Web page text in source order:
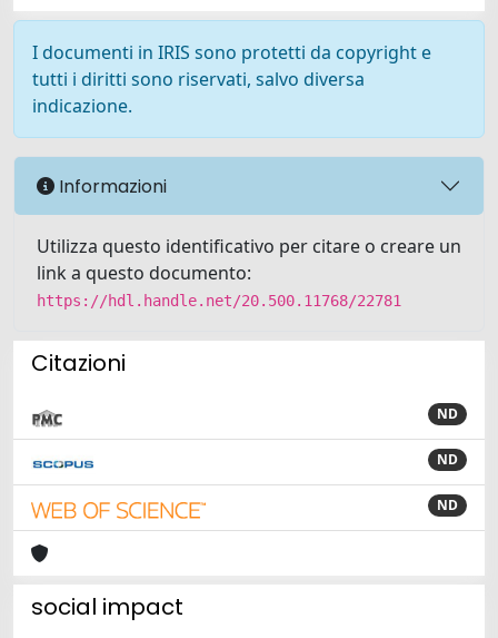
I documenti in IRIS sono protetti da copyright e
tutti i diritti sono riservati, salvo diversa
indicazione.
Informazioni
Utilizza questo identificativo per citare o creare un
link a questo documento:
https://hdl.handle.net/20.500.11768/22781
Citazioni
ND
ND
ND
social impact